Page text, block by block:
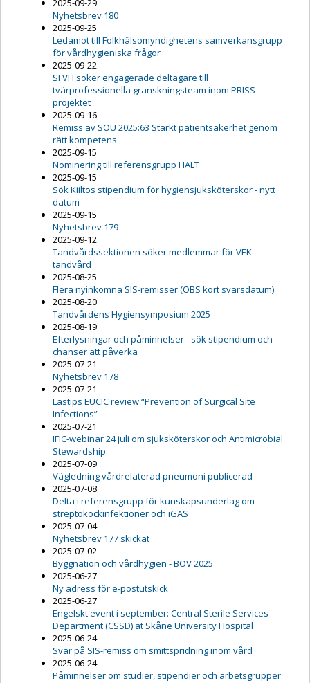
2025-09-29
Nyhetsbrev 180
2025-09-25
Ledamot till Folkhälsomyndighetens samverkansgrupp
för vårdhygieniska frågor
2025-09-22
SFVH söker engagerade deltagare till
tvärprofessionella granskningsteam inom PRISS-
projektet
2025-09-16
Remiss av SOU 2025:63 Stärkt patientsäkerhet genom
rätt kompetens
2025-09-15
Nominering till referensgrupp HALT
2025-09-15
Sök Kiiltos stipendium för hygiensjuksköterskor - nytt
datum
2025-09-15
Nyhetsbrev 179
2025-09-12
Tandvårdssektionen söker medlemmar för VEK
tandvård
2025-08-25
Flera nyinkomna SIS-remisser (OBS kort svarsdatum)
2025-08-20
Tandvårdens Hygiensymposium 2025
2025-08-19
Efterlysningar och påminnelser - sök stipendium och
chanser att påverka
2025-07-21
Nyhetsbrev 178
2025-07-21
Lästips EUCIC review “Prevention of Surgical Site
Infections”
2025-07-21
IFIC-webinar 24 juli om sjuksköterskor och Antimicrobial
Stewardship
2025-07-09
Vägledning vårdrelaterad pneumoni publicerad
2025-07-08
Delta i referensgrupp för kunskapsunderlag om
streptokockinfektioner och iGAS
2025-07-04
Nyhetsbrev 177 skickat
2025-07-02
Byggnation och vårdhygien - BOV 2025
2025-06-27
Ny adress för e-postutskick
2025-06-27
Engelskt event i september: Central Sterile Services
Department (CSSD) at Skåne University Hospital
2025-06-24
Svar på SIS-remiss om smittspridning inom vård
2025-06-24
Påminnelser om studier, stipendier och arbetsgrupper